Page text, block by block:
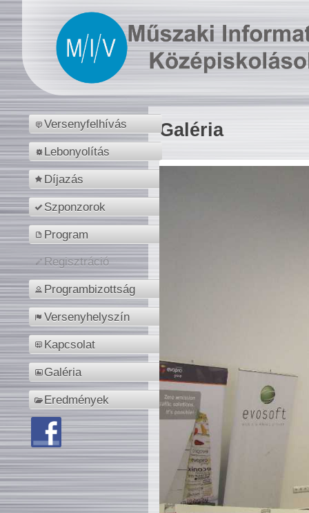
Versenyfelhívás
Lebonyolítás
Díjazás
Szponzorok
Program
Regisztráció
Programbizottság
Versenyhelyszín
Kapcsolat
Galéria
Eredmények
Galéria